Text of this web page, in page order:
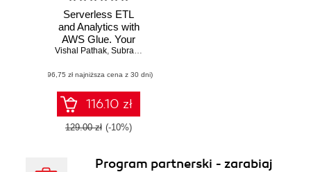
Serverless ETL
and Analytics with
AWS Glue. Your
comprehensive
learning about
AWS Glue and its
features
Vishal Pathak, Subramanya Vajiraya
(96,75 zł najniższa cena z 30 dni)
116.10 zł
129.00 zł (-10%)
Program partnerski - zarabiaj